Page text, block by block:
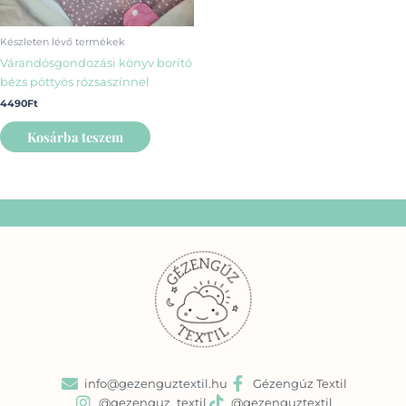
Készleten lévő termékek
Várandósgondozási könyv borító
bézs pöttyös rózsaszínnel
4490Ft
Kosárba teszem
info@gezenguztextil.hu
Gézengúz Textil
@gezenguz_textil
@gezenguztextil